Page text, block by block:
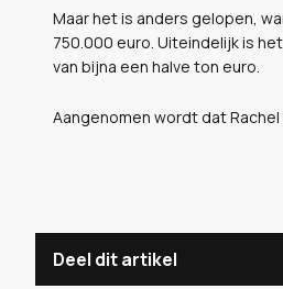
Maar het is anders gelopen,
750.000 euro. Uiteindelijk is
van bijna een halve ton euro.
Aangenomen wordt dat
Deel dit artikel